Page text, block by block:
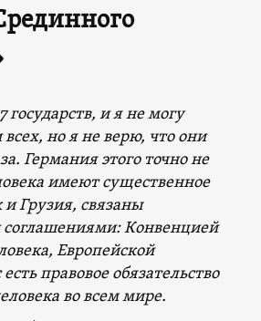
государств, и я не могу
но я не верю, что они
Германия этого точно не
имеют существенное
Грузия, связаны
Конвенцией
Европейской
правовое обязательство
во всем мире.